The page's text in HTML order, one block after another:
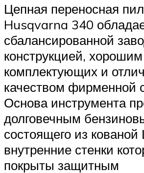
Цепная переносная
Husqvarna 340
сбалансированной
конструкцией,
комплектующих и
качеством фирменной
Основа инструмента
долговечным
состоящего из
внутренние стенки
покрыты защитным